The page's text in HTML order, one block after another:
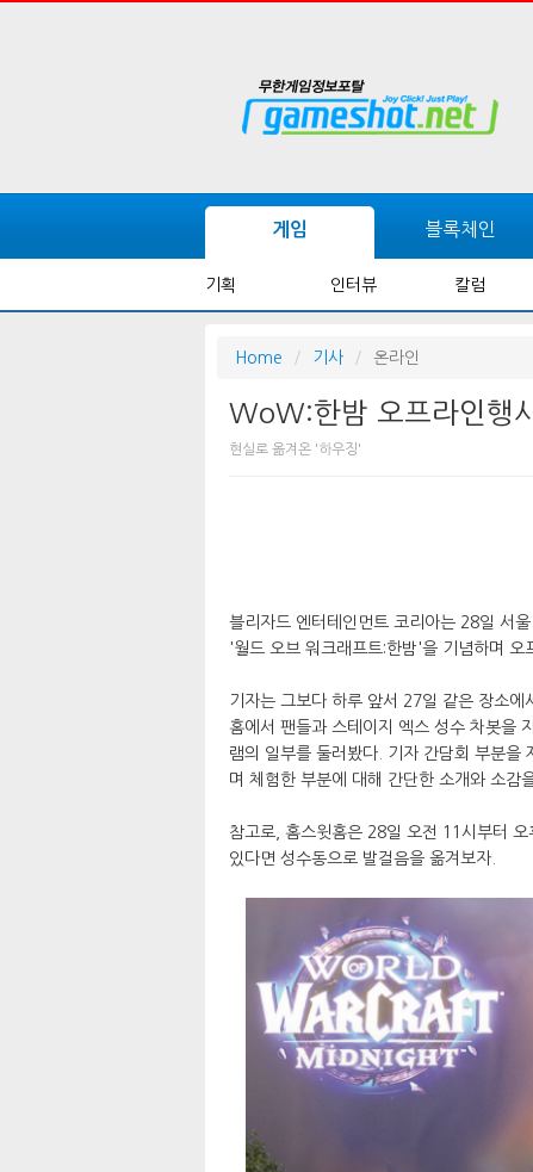
게임 블록체인
기획 인터뷰 칼럼
Home 기사 온라인
WoW:한밤 오프라인행
현실로 옮겨온 '하우징'
블리자드 엔터테인먼트 코리아는 28일 서
'월드 오브 워크래프트:한밤'을 기념하며
기자는 그보다 하루 앞서 27일 같은 장소에
홈에서 팬들과 스테이지 엑스 성수 차봇을
램의 일부를 둘러봤다. 기자 간담회 부분을
며 체험한 부분에 대해 간단한 소개와 소감
참고로, 홈스윗홈은 28일 오전 11시부터
있다면 성수동으로 발걸음을 옮겨보자.